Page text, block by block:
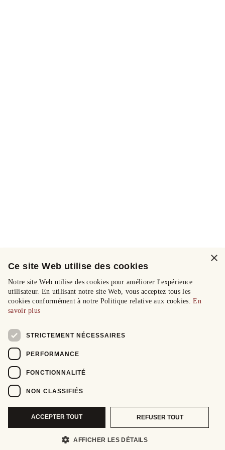
×
Ce site Web utilise des cookies
Notre site Web utilise des cookies pour améliorer l'expérience
utilisateur. En utilisant notre site Web, vous acceptez tous les
cookies conformément à notre Politique relative aux cookies.En
savoir plus
STRICTEMENT NÉCESSAIRES
PERFORMANCE
FONCTIONNALITÉ
NON CLASSIFIÉS
ACCEPTER TOUT REFUSER TOUT
AFFICHER LES DÉTAILS